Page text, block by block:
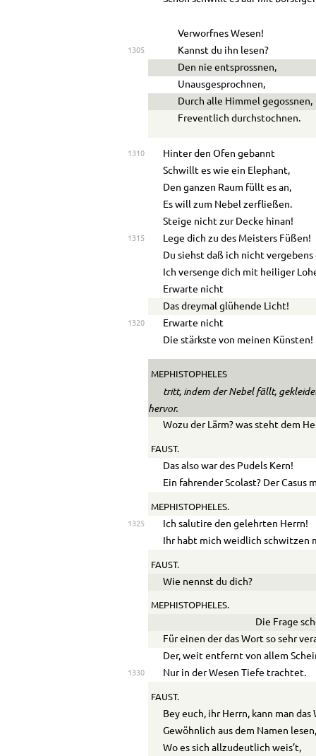
Verworfnes Wesen!
1305
Kannst du ihn lesen?
Den nie entsprossnen,
Unausgesprochnen,
Durch alle Himmel gegossnen,
Freventlich durchstochnen.
1310
Hinter den Ofen gebannt
Schwillt es wie ein Elephant,
Den ganzen Raum füllt es an,
Es will zum Nebel zerfließen.
Steige nicht zur Decke hinan!
1315
Lege dich zu des Meisters Füßen!
Du siehst daß ich nicht vergebens
Ich versenge dich mit heiliger
Erwarte nicht
Das dreymal glühende Licht!
1320
Erwarte nicht
Die stärkste von meinen Künsten!
MEPHISTOPHELES
tritt, indem der Nebel fällt,
hervor.
Wozu der Lärm? was steht dem
FAUST.
Das also war des Pudels Kern!
Ein fahrender Scolast? Der Casus
MEPHISTOPHELES.
1325
Ich salutire den gelehrten Herrn!
Ihr habt mich weidlich schwitzen
FAUST.
Wie nennst du dich?
MEPHISTOPHELES.
Die Frage
Für einen der das Wort so sehr
Der, weit entfernt von allem
1330 Nur in der Wesen Tiefe trachtet.
FAUST.
Bey euch, ihr Herrn, kann man das
Gewöhnlich aus dem Namen
Wo es sich allzudeutlich weis’t,